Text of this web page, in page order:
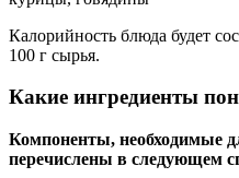
Калорийность блюда будет
100 г сырья.
Какие ингредиенты
Компоненты, необходимые
перечислены в следующем